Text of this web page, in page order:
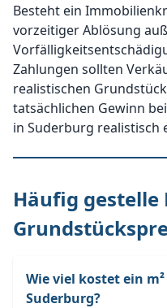
Besteht ein
vorzeitiger Ablösung
Zahlungen sollten
realistischen
tatsächlichen Gewinn
in Suderburg realistisch
Häufig gestelle
Wie viel kostet ein
Suderburg?